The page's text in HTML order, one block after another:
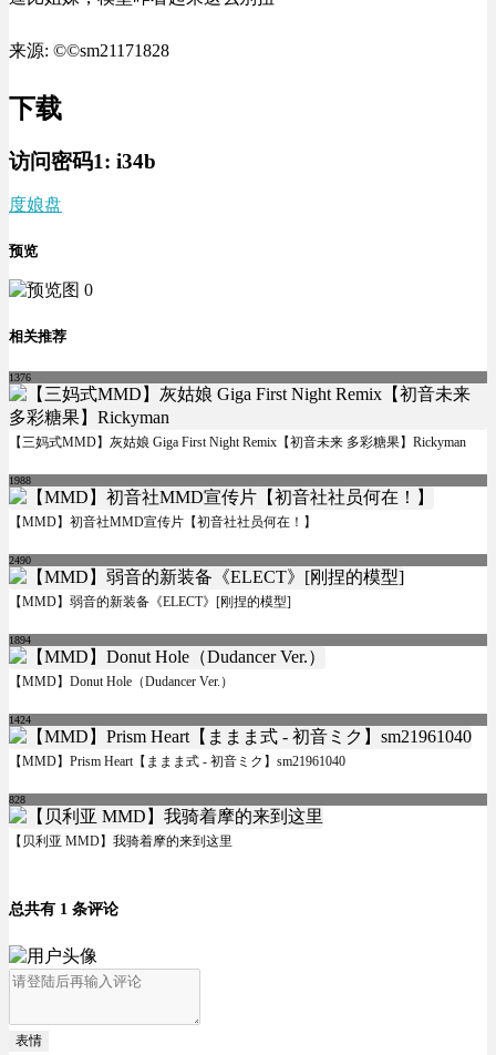
来源: ©©sm21171828
下载
访问密码1: i34b
度娘盘
预览
相关推荐
1376
【三妈式MMD】灰姑娘 Giga First Night Remix【初音未来 多彩糖果】Rickyman
1988
【MMD】初音社MMD宣传片【初音社社员何在！】
2490
【MMD】弱音的新装备《ELECT》[刚捏的模型]
1894
【MMD】Donut Hole（Dudancer Ver.）
1424
【MMD】Prism Heart【ままま式 - 初音ミク】sm21961040
828
【贝利亚 MMD】我骑着摩的来到这里
总共有 1 条评论
表情